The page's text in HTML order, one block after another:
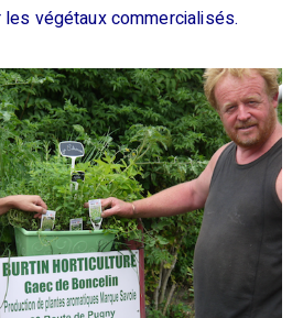
végétaux commercialisés.